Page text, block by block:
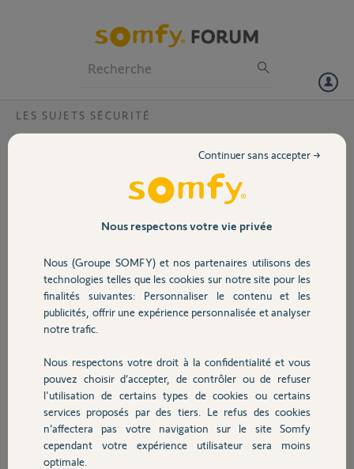
Volet
Sécurité
Domotique
Chauffage
Autres produits
LES SUJETS SÉCURITÉ
Problème longueur du paramètre incorrect
Bonjour
J'ai un problème pour
dans la partie "réglage
souhaite retirer l'utilisateur 2 et 3 mais impossible. J'ai une erreur
suite a la validation : Longueur du paramètre incorrect. En effet je
vide les champs. Du coups comment les retirer ?
il y a environ 9 ans
Participer au fil de discussion
Nous respectons votre vie privée
Nous (Groupe SOMFY) et nos partenaires utilisons des
technologies telles que les cookies sur notre site pour les
finalités suivantes: Personnaliser le contenu et les
publicités, offrir une expérience personnalisée et analyser
notre trafic.
Nous respectons votre droit à la confidentialité et vous
pouvez choisir d’accepter, de contrôler ou de refuser
l'utilisation de certains types de cookies ou certains
services proposés par des tiers. Le refus des cookies
n’affectera pas votre navigation sur le site Somfy
cependant votre expérience utilisateur sera moins
optimale.
Continuer sans accepter →